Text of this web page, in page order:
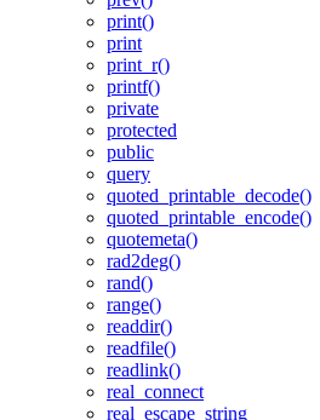
print()
print
print_r()
printf()
private
protected
public
query
quoted_printable_decode()
quoted_printable_encode()
quotemeta()
rad2deg()
rand()
range()
readdir()
readfile()
readlink()
real_connect
real_escape_string